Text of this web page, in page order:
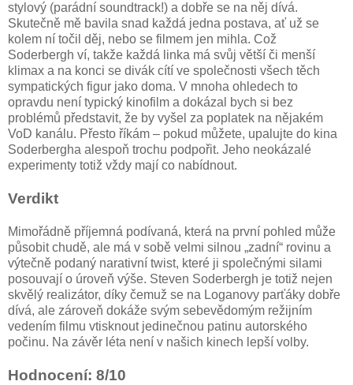
stylový (parádní soundtrack!) a dobře se na něj dívá.
Skutečně mě bavila snad každá jedna postava, ať už se
kolem ní točil děj, nebo se filmem jen mihla. Což
Soderbergh ví, takže každá linka má svůj větší či menší
klimax a na konci se divák cítí ve společnosti všech těch
sympatických figur jako doma. V mnoha ohledech to
opravdu není typický kinofilm a dokázal bych si bez
problémů představit, že by vyšel za poplatek na nějakém
VoD kanálu. Přesto říkám – pokud můžete, upalujte do kina
Soderbergha alespoň trochu podpořit. Jeho neokázalé
experimenty totiž vždy mají co nabídnout.
Verdikt
Mimořádně příjemná podívaná, která na první pohled může
působit chudě, ale má v sobě velmi silnou „zadní“ rovinu a
výtečně podaný narativní twist, které ji společnými silami
posouvají o úroveň výše. Steven Soderbergh je totiž nejen
skvělý realizátor, díky čemuž se na Loganovy parťáky dobře
dívá, ale zároveň dokáže svým sebevědomým režijním
vedením filmu vtisknout jedinečnou patinu autorského
počinu. Na závěr léta není v našich kinech lepší volby.
Hodnocení: 8/10